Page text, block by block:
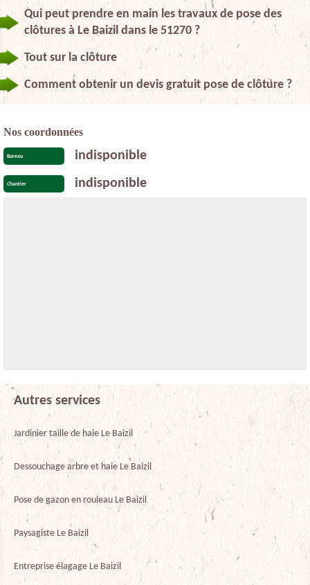
Qui peut prendre en main les travaux de pose des
clôtures à Le Baizil dans le 51270 ?
Tout sur la clôture
Comment obtenir un devis gratuit pose de clôture ?
Nos coordonnées
Bureau indisponible
Chantier indisponible
Autres services
Jardinier taille de haie Le Baizil
Dessouchage arbre et haie Le Baizil
Pose de gazon en rouleau Le Baizil
Paysagiste Le Baizil
Entreprise élagage Le Baizil